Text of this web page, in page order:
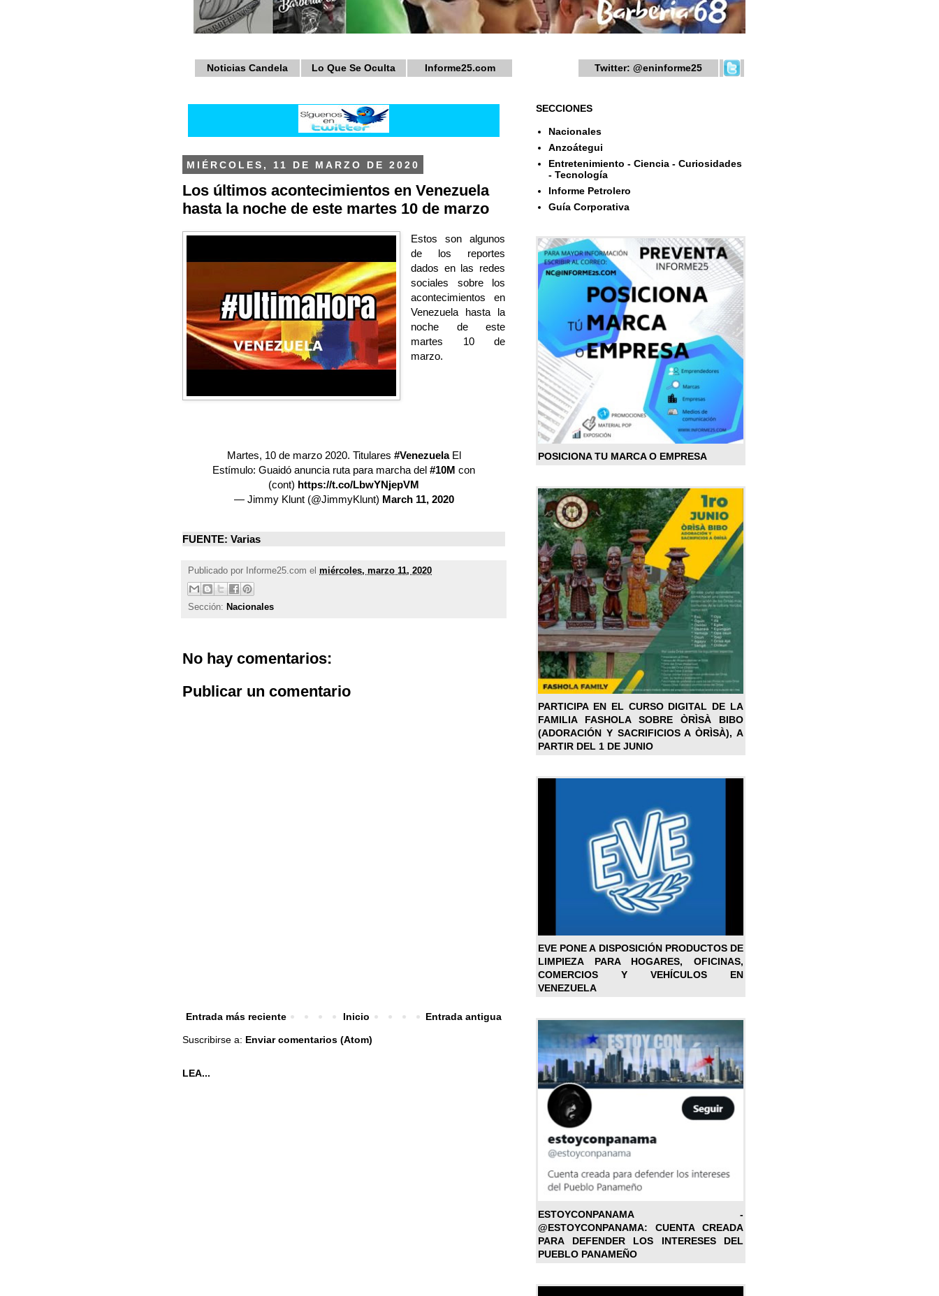
Noticias Candela Lo Que Se Oculta Informe25.com Twitter: @eninforme25
MIÉRCOLES, 11 DE MARZO DE 2020
Los últimos acontecimientos en Venezuela
hasta la noche de este martes 10 de marzo
Estos son algunos
de los reportes
dados en las redes
sociales sobre los
acontecimientos en
Venezuela hasta la
noche de este
martes 10 de
marzo.
Martes, 10 de marzo 2020. Titulares #VenezuelaEl
Estímulo: Guaidó anuncia ruta para marcha del #10M con
(cont) https://t.co/LbwYNjepVM
— Jimmy Klunt (@JimmyKlunt) March 11, 2020
FUENTE: Varias
Publicado por Informe25.com el miércoles, marzo 11, 2020
Sección: Nacionales
No hay comentarios:
Publicar un comentario
Entrada más reciente Entrada antigua
Inicio
Suscribirse a: Enviar comentarios (Atom)
LEA...
SECCIONES
Nacionales
Anzoátegui
Entretenimiento - Ciencia - Curiosidades
- Tecnología
Informe Petrolero
Guía Corporativa
POSICIONA TU MARCA O EMPRESA
PARTICIPA EN EL CURSO DIGITAL DE LA
FAMILIA FASHOLA SOBRE ÒRÌSÀ BIBO
(ADORACIÓN Y SACRIFICIOS A ÒRÌSÀ), A
PARTIR DEL 1 DE JUNIO
EVE PONE A DISPOSICIÓN PRODUCTOS DE
LIMPIEZA PARA HOGARES, OFICINAS,
COMERCIOS Y VEHÍCULOS EN
VENEZUELA
ESTOYCONPANAMA -
@ESTOYCONPANAMA: CUENTA CREADA
PARA DEFENDER LOS INTERESES DEL
PUEBLO PANAMEÑO